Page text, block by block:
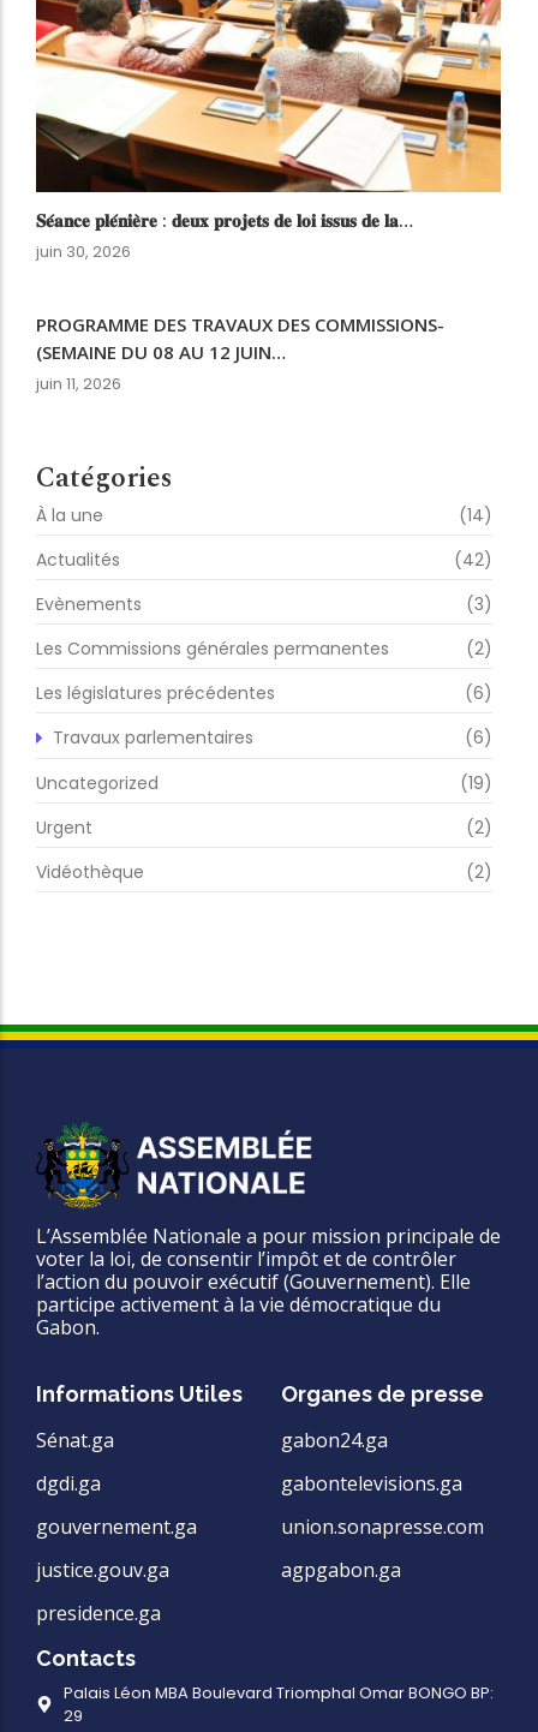
𝐒𝐞́𝐚𝐧𝐜𝐞 𝐩𝐥𝐞́𝐧𝐢𝐞̀𝐫𝐞 : 𝐝𝐞𝐮𝐱 𝐩𝐫𝐨𝐣𝐞𝐭𝐬 𝐝𝐞 𝐥𝐨𝐢 𝐢𝐬𝐬𝐮𝐬 𝐝𝐞 𝐥𝐚…
juin 30, 2026
PROGRAMME DES TRAVAUX DES COMMISSIONS-
(SEMAINE DU 08 AU 12 JUIN…
juin 11, 2026
Catégories
À la une
(14)
Actualités
(42)
Evènements
(3)
Les Commissions générales permanentes
(2)
Les législatures précédentes
(6)
Travaux parlementaires
(6)
Uncategorized
(19)
Urgent
(2)
Vidéothèque
(2)
L’Assemblée Nationale a pour mission principale de
voter la loi, de consentir l’impôt et de contrôler
l’action du pouvoir exécutif (Gouvernement). Elle
participe activement à la vie démocratique du
Gabon.
Informations Utiles
Sénat.ga
dgdi.ga
gouvernement.ga
justice.gouv.ga
presidence.ga
Organes de presse
gabon24.ga
gabontelevisions.ga
union.sonapresse.com
agpgabon.ga
Contacts
Palais Léon MBA Boulevard Triomphal Omar BONGO BP:
29